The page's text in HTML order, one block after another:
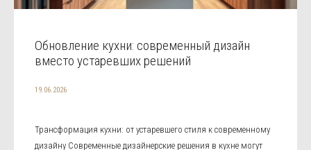
Обновление кухни: современный дизайн
вместо устаревших решений
19.06.2026
Трансформация кухни: от устаревшего стиля к современному
дизайну Современные дизайнерские решения в кухне могут